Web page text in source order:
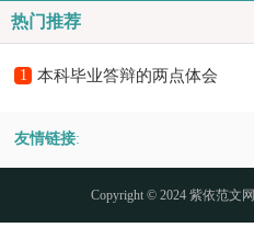
热门推荐
1 本科毕业答辩的两点体会
友情链接:
Copyright © 2024 紫依范文网